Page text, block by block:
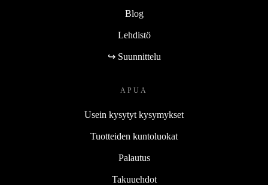
Blog
Lehdistö
↪ Suunnittelu
APUA
Usein kysytyt kysymykset
Tuotteiden kuntoluokat
Palautus
Takuuehdot